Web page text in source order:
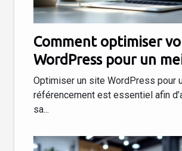
Comment optimiser
WordPress pour un
référencement ?
Optimiser un site WordPress pour
référencement est essentiel afin
sa...